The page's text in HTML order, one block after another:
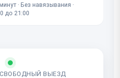
· Без навязывания ·
до 21:00
ВЫЕЗД